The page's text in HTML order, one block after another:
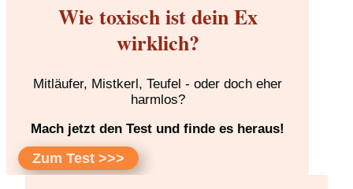
Wie toxisch ist dein Ex
wirklich?
Mitläufer, Mistkerl, Teufel - oder doch eher
harmlos?
Mach jetzt den Test und finde es heraus!
Zum Test >>>